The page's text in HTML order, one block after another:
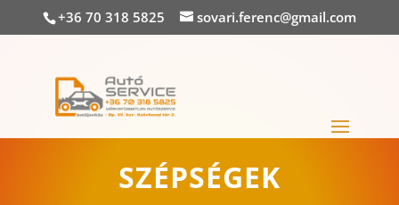
+36 70 318 5825 sovari.ferenc@gmail.com
SZÉPSÉGEK